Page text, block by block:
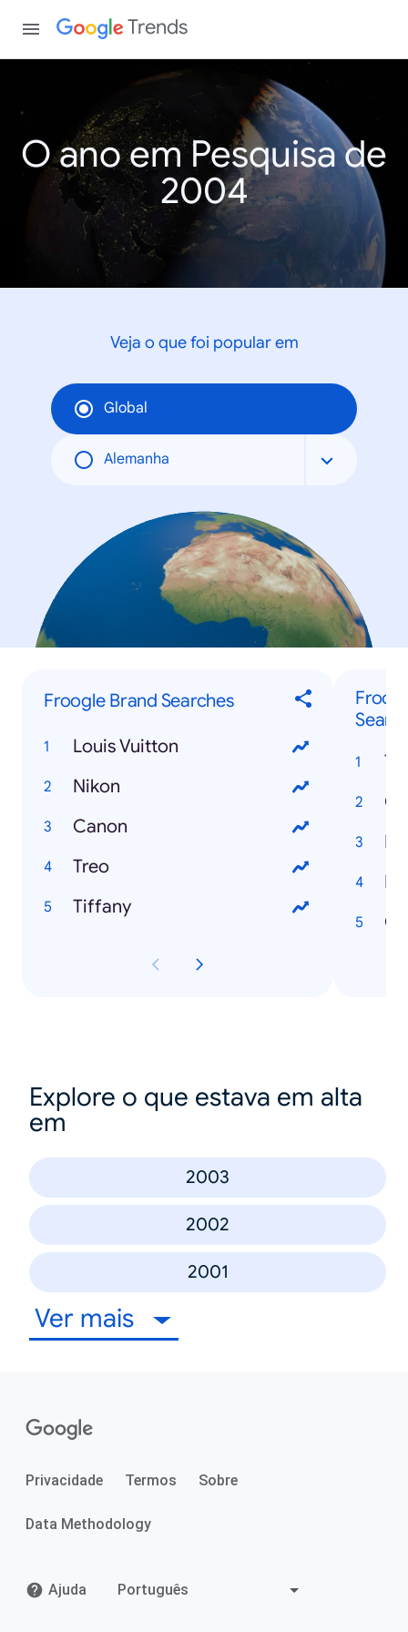
Trends
O ano em Pesquisa de
2004
Veja o que foi popular em
Global
Alemanha
Froogle Brand Searches
Louis Vuitton
Nikon
Canon
Treo
Tiffany
Explore o que estava em alta
em
2003
2002
2001
Ver mais
Privacidade Termos Sobre
Data Methodology
Ajuda